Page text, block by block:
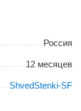
Россия
12 месяцев
ShvedStenki-SF